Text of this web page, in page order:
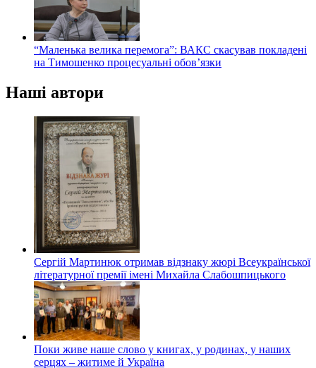
“Маленька велика перемога”: ВАКС скасував покладені
на Тимошенко процесуальні обов’язки
Наші автори
Сергій Мартинюк отримав відзнаку жюрі Всеукраїнської
літературної премії імені Михайла Слабошпицького
Поки живе наше слово у книгах, у родинах, у наших
серцях – житиме й Україна